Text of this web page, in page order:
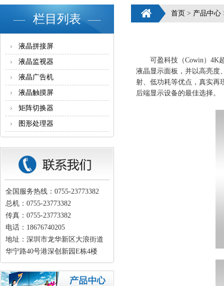
栏目列表
液晶拼接屏
液晶监视器
液晶广告机
液晶触摸屏
矩阵切换器
图形处理器
全国服务热线：0755-23773382
总机：0755-23773382
传真：0755-23773382
电话：18676740205
地址：深圳市龙华新区大浪街道
华宁路40号港深创新园E栋4楼
首页 > 产品中心
可盈科技（Cowin） 4K
液晶显示面板，并以高亮度
射、低功耗等优点，真实再
后端显示设备的最佳选择。